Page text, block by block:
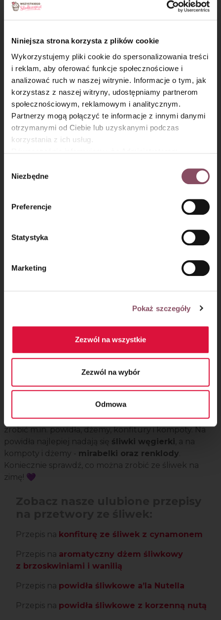
Niniejsza strona korzysta z plików cookie
Wykorzystujemy pliki cookie do spersonalizowania treści
i reklam, aby oferować funkcje społecznościowe i
analizować ruch w naszej witrynie. Informacje o tym, jak
korzystasz z naszej witryny, udostępniamy partnerom
społecznościowym, reklamowym i analitycznym.
Partnerzy mogą połączyć te informacje z innymi danymi
otrzymanymi od Ciebie lub uzyskanymi podczas
korzystania z ich usług.
Gdańsk (80-339) adres: Dickmana 14/15 więcej
informacji o przetwarzaniu danych osobowych oraz
Polityce
prywatności.
zgody
Niezbędne
Preferencje
Statystyka
Marketing
Pokaż szczegóły
Zezwól na wszystkie
Zezwól na wybór
Odmowa
śliwkamiwspaniale równoważy smaki w tego typu
ciastach. Jeśli lubisz ciasta z owocami i bezą, to
Sprawdź przepisy na ciasta ze
śliwkami i bezą:
Biorę przepis na tort bezowy ze śliwkami
w czerwonym winie
Biorę przepis nabezę z kremem dyniowym
i pieczonymi śliwkami
6. Przygotuj przetwory ze
śliwek na zimę
Sezon na śliwki, który trwa od końca lipca do
początku października, to najlepszy okres, żeby
przygotować przetwory na zimę. Ze śliwek możesz
zrobić m.in. powidła, dżemy, konfitury i kompoty. Na
powidła najlepiej nadają się śliwki węgierki , a na
kompoty i dżemy - mirabelki oraz renklody
Koniecznie sprawdź, co można zrobić ze śliwek na
zimę! 💜
Przepis na konfiturę ze śliwek z cynamonem
Przepis na aromatyczny dżem śliwkowy
z brzoskwiniami i wanilią
Przepis na powidła śliwkowe a’la Nutella
Przepis na powidła śliwkowe z korzenną nutą
×